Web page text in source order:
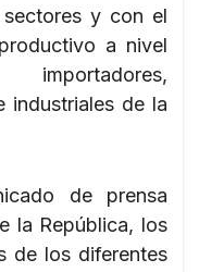
y con el
a nivel
industriales de la
de prensa
la República, los
de los diferentes